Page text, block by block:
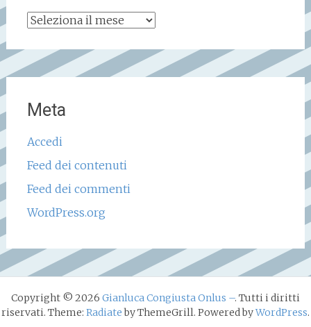
Archivio
Meta
Accedi
Feed dei contenuti
Feed dei commenti
WordPress.org
Copyright © 2026 Gianluca Congiusta Onlus –. Tutti i diritti
riservati. Theme: Radiateby ThemeGrill. Powered byWordPress.